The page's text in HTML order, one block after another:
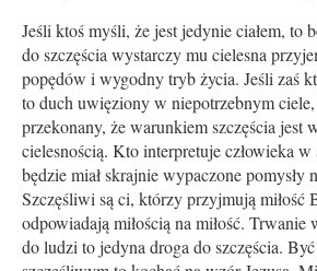
Jeśli ktoś myśli, że jest jedynie ciałem, to
do szczęścia wystarczy mu cielesna
popędów i wygodny tryb życia. Jeśli zaś
to duch uwięziony w niepotrzebnym
przekonany, że warunkiem szczęścia jest
cielesnością. Kto interpretuje człowieka w
będzie miał skrajnie wypaczone pomysły
Szczęśliwi są ci, którzy przyjmują miłość
odpowiadają miłością na miłość. Trwanie
do ludzi to jedyna droga do szczęścia.